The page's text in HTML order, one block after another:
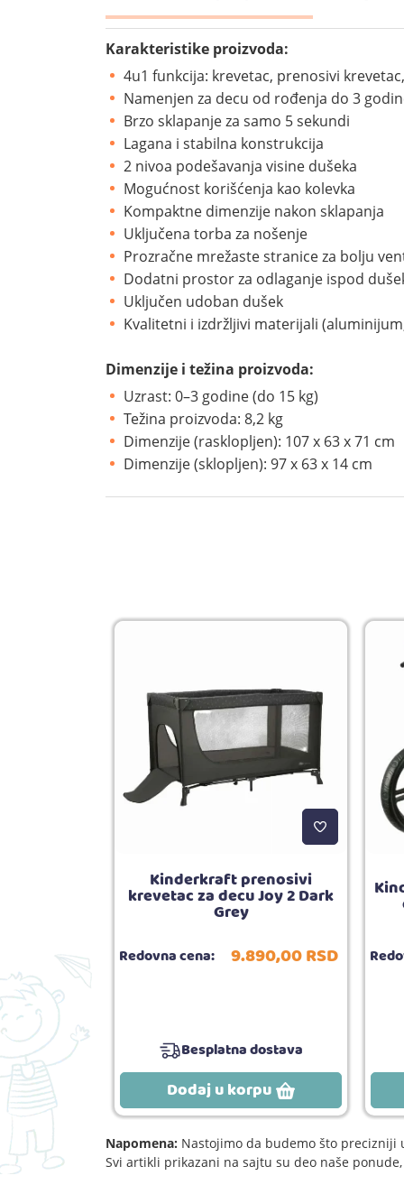
Karakteristike proizvoda:
4u1 funkcija: krevetac, prenosivi
Namenjen za decu od rođenja do 3
Brzo sklapanje za samo 5 sekundi
Lagana i stabilna konstrukcija
2 nivoa podešavanja visine dušeka
Mogućnost korišćenja kao kolevka
Kompaktne dimenzije nakon sklapanja
Uključena torba za nošenje
Prozračne mrežaste stranice za bolju
Dodatni prostor za odlaganje ispod
Uključen udoban dušek
Kvalitetni i izdržljivi materijali
Dimenzije i težina proizvoda:
Uzrast: 0–3 godine (do 15 kg)
Težina proizvoda: 8,2 kg
Dimenzije (rasklopljen): 107 x 63 x 71 cm
Dimenzije (sklopljen): 97 x 63 x 14 cm
6.090, RSD
5.00
1
Kinderkraft prenosivi
krevetac za decu Joy 2 Dark
Grey
Redovna cena: 9.890,00RSD
Besplatna dostava
Dodaj u korpu
Napomena: Nastojimo da budemo što precizniji
Svi artikli prikazani na sajtu su deo naše